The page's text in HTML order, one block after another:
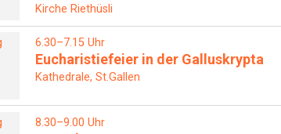
Kirche Riethüsli
6.30–7.15 Uhr
Eucharistiefeier in der Galluskrypta
Kathedrale, St.Gallen
8.30–9.00 Uhr